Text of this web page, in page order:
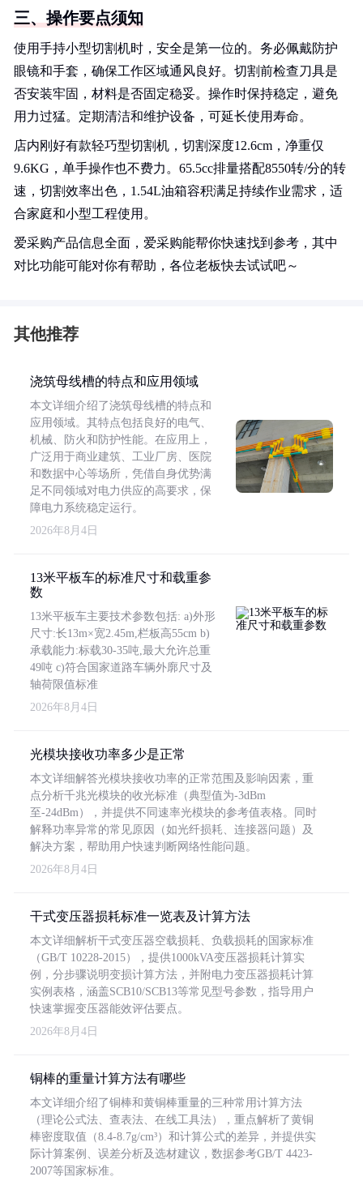
三、操作要点须知
使用手持小型切割机时，安全是第一位的。务必佩戴防护
眼镜和手套，确保工作区域通风良好。切割前检查刀具是
否安装牢固，材料是否固定稳妥。操作时保持稳定，避免
用力过猛。定期清洁和维护设备，可延长使用寿命。
店内刚好有款轻巧型切割机，切割深度12.6cm，净重仅
9.6KG，单手操作也不费力。65.5cc排量搭配8550转/分的转
速，切割效率出色，1.54L油箱容积满足持续作业需求，适
合家庭和小型工程使用。
爱采购产品信息全面，爱采购能帮你快速找到参考，其中
对比功能可能对你有帮助，各位老板快去试试吧～
其他推荐
浇筑母线槽的特点和应用领域
本文详细介绍了浇筑母线槽的特点和
应用领域。其特点包括良好的电气、
机械、防火和防护性能。在应用上，
广泛用于商业建筑、工业厂房、医院
和数据中心等场所，凭借自身优势满
足不同领域对电力供应的高要求，保
障电力系统稳定运行。
2026年8月4日
13米平板车的标准尺寸和载重参
数
13米平板车主要技术参数包括: a)外形
尺寸:长13m×宽2.45m,栏板高55cm b)
承载能力:标载30-35吨,最大允许总重
49吨 c)符合国家道路车辆外廓尺寸及
轴荷限值标准
2026年8月4日
光模块接收功率多少是正常
本文详细解答光模块接收功率的正常范围及影响因素，重
点分析千兆光模块的收光标准（典型值为-3dBm
至-24dBm），并提供不同速率光模块的参考值表格。同时
解释功率异常的常见原因（如光纤损耗、连接器问题）及
解决方案，帮助用户快速判断网络性能问题。
2026年8月4日
干式变压器损耗标准一览表及计算方法
本文详细解析干式变压器空载损耗、负载损耗的国家标准
（GB/T 10228-2015），提供1000kVA变压器损耗计算实
例，分步骤说明变损计算方法，并附电力变压器损耗计算
实例表格，涵盖SCB10/SCB13等常见型号参数，指导用户
快速掌握变压器能效评估要点。
2026年8月4日
铜棒的重量计算方法有哪些
本文详细介绍了铜棒和黄铜棒重量的三种常用计算方法
（理论公式法、查表法、在线工具法），重点解析了黄铜
棒密度取值（8.4-8.7g/cm³）和计算公式的差异，并提供实
际计算案例、误差分析及选材建议，数据参考GB/T 4423-
2007等国家标准。